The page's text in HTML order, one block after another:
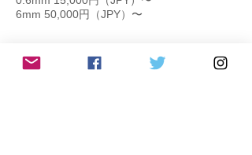
6mm 50,000円（JPY）〜